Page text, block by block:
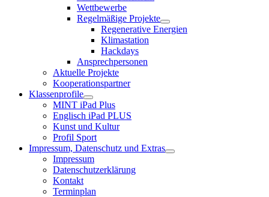
Wettbewerbe
Regelmäßige Projekte
Regenerative Energien
Klimastation
Hackdays
Ansprechpersonen
Aktuelle Projekte
Kooperationspartner
Klassenprofile
MINT iPad Plus
Englisch iPad PLUS
Kunst und Kultur
Profil Sport
Impressum, Datenschutz und Extras
Impressum
Datenschutzerklärung
Kontakt
Terminplan